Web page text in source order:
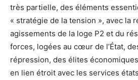
très partielle, des éléments
« stratégie de la tension », avec la
agissements de la loge P2 et du
forces, logées au cœur de l’État,
répression, des élites
en lien étroit avec les services